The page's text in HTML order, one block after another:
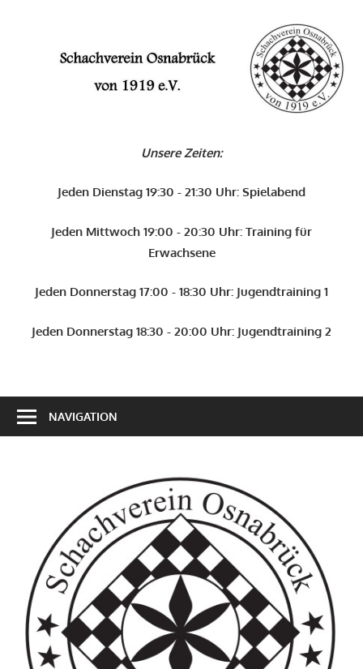
Unsere Zeiten:
Jeden Dienstag 19:30 - 21:30 Uhr: Spielabend
Jeden Mittwoch 19:00 - 20:30 Uhr: Training für
Erwachsene
Jeden Donnerstag 17:00 - 18:30 Uhr: Jugendtraining 1
Jeden Donnerstag 18:30 - 20:00 Uhr: Jugendtraining 2
NAVIGATION